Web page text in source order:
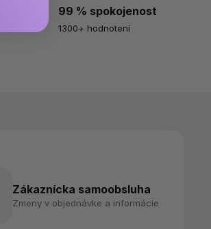
99 % spokojenost
1300+ hodnotení
Zákaznícka samoobsluha
Zmeny v objednávke a informácie